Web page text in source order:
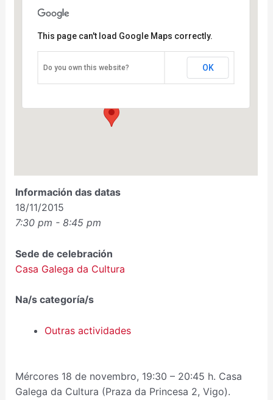
Praza da Princesa, 2 - Vigo
This page can't load Google Maps correctly.
Do you own this website? OK
Información das datas
18/11/2015
7:30 pm - 8:45 pm
Sede de celebración
Casa Galega da Cultura
Na/s categoría/s
Outras actividades
Mércores 18 de novembro, 19:30 – 20:45 h. Casa
Galega da Cultura (Praza da Princesa 2, Vigo).